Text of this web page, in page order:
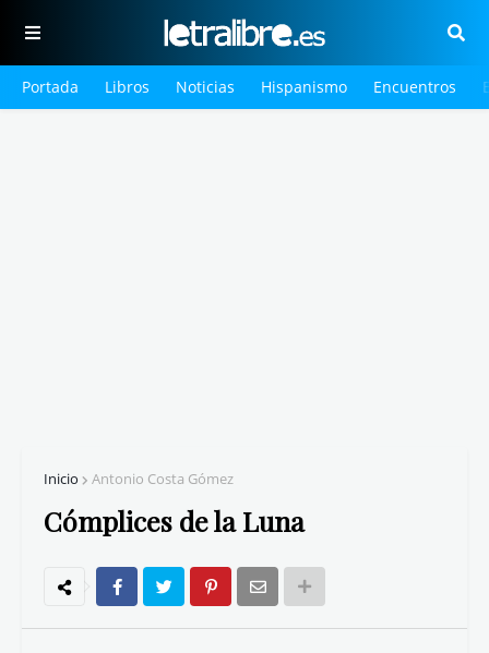
Portada Libros Noticias Hispanismo Encuentros
Inicio Antonio Costa Gómez
Cómplices de la Luna